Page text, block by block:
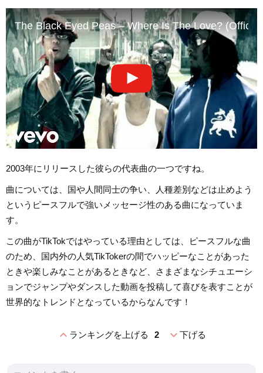
The Black Eyed Peas – Where Is The Love?
2003年にリリースした彼らの代表曲の一つですね。
曲については、国や人間同士の争い、人種差別などは止めよう
というピースフルで強いメッセージ性のある曲になっていま
す。
この曲がTikTokではやっている理由としては、ピースフルな曲
のため、国内外の人気TikTokerの間でハッピーなことがあった
ときや楽しみなことがあるときなど、さまざまなシチュエーシ
ョンでジャンプやダンスした動画を投稿して喜びを表すことが
世界的なトレンドとなっているからなんです！
expand_lessランキングを上げる 2 expand_more下げる